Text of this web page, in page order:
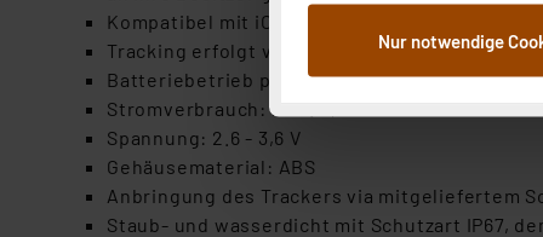
Weiterverarbeitung für die
Abs.1a DSG-VO) zu. Eine
anpassen oder widerrufen.
Auswertung und Analyse
dazu führen, dass die
Nur notwendige
Kompatibel mit iOS 14.5 und höher
Tracking erfolgt via Bluetooth-Verbindung
Batteriebetrieb per CR2032-Knopfzelle, bis
Stromverbrauch: max. 9,5 mA
Spannung: 2.6 - 3,6 V
Gehäusematerial: ABS
Anbringung des Trackers via mitgeliefertem
Staub- und wasserdicht mit Schutzart IP67,